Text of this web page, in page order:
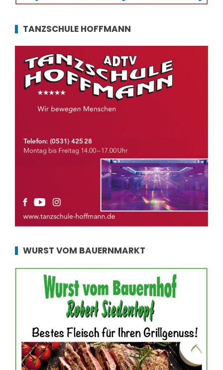
TANZSCHULE HOFFMANN
WURST VOM BAUERNMARKT